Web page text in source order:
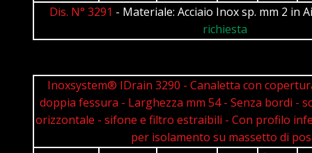
Dis. N° 3291 - Materiale: Acciaio Inox sp. mm 2 in
richiesta
Inoxsystem® IDrain 3290 - Canaletta con
doppia fessura - Larghezza mm 54 - Senza bordi -
orizzontale - sifone e filtro estraibili - Con profilo
per isolamento su massetto di